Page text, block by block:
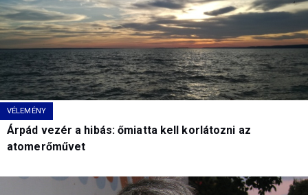
VÉLEMÉNY
Árpád vezér a hibás: őmiatta kell korlátozni az
atomerőművet